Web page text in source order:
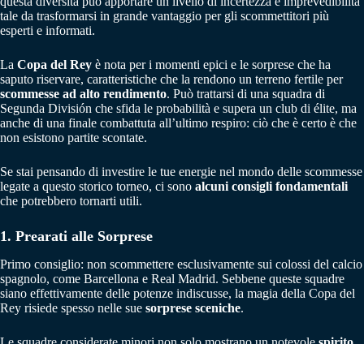
tale da trasformarsi in grande vantaggio per gli scommettitori più
esperti e informati.
La Copa del Rey è nota per i momenti epici e le sorprese che ha
saputo riservare, caratteristiche che la rendono un terreno fertile per
scommesse ad alto rendimento. Può trattarsi di una squadra di
Segunda División che sfida le probabilità e supera un club di élite, ma
anche di una finale combattuta all’ultimo respiro: ciò che è certo è che
non esistono partite scontate.
Se stai pensando di investire le tue energie nel mondo delle scommesse
legate a questo storico torneo, ci sono alcuni consigli fondamentali
che potrebbero tornarti utili.
1. Prearati alle Sorprese
Primo consiglio: non scommettere esclusivamente sui colossi del calcio
spagnolo, come Barcellona e Real Madrid. Sebbene queste squadre
siano effettivamente delle potenze indiscusse, la magia della Copa del
Rey risiede spesso nelle sue sorprese sceniche.